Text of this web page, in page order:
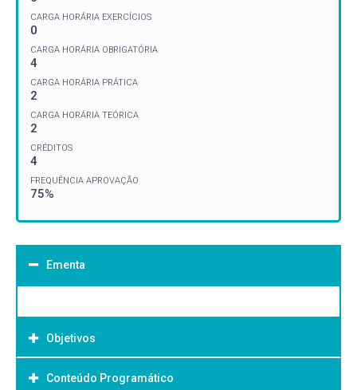
CARGA HORÁRIA EXERCÍCIOS
0
CARGA HORÁRIA OBRIGATÓRIA
4
CARGA HORÁRIA PRÁTICA
2
CARGA HORÁRIA TEÓRICA
2
CRÉDITOS
4
FREQUÊNCIA APROVAÇÃO
75%
Ementa
Objetivos
Objetivo Geral:
Conteúdo Programático